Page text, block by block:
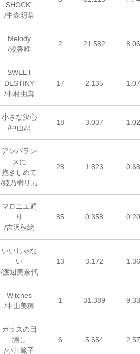
SHOCK”
/中森明菜
Melody
/浅香唯
2 21.582
SWEET
DESTINY
/中村由真
17 2.135
小さな決心
/中山忍
18 3.037
アンバラン
スに
抱きしめて
/姫乃樹リカ
28 1.823
マロニエ通
り
/吉沢秋絵
85 0.358
いいじゃな
い
/渡辺美奈代
13 3.172
Witches
/中山美穂
1 31.389
ガラスの目
隠し
/小川範子
6 5.654